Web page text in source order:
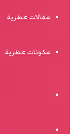
مقالات عطرية
مكونات عطرية